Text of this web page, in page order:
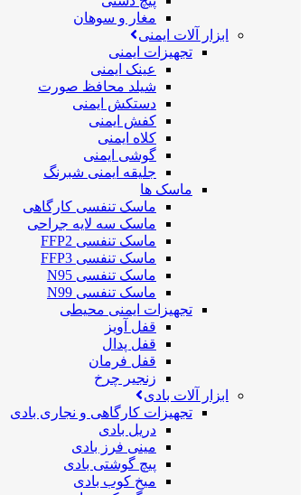
مغار و سوهان
ابزار آلات ایمنی
تجهیزات ایمنی
عینک ایمنی
شیلد محافظ صورت
دستکش ایمنی
کفش ایمنی
کلاه ایمنی
گوشی ایمنی
جلیقه ایمنی شبرنگ
ماسک ها
ماسک تنفسی کارگاهی
ماسک سه لایه جراحی
ماسک تنفسی FFP2
ماسک تنفسی FFP3
ماسک تنفسی N95
ماسک تنفسی N99
تجهیزات ایمنی محیطی
قفل آویز
قفل پدال
قفل فرمان
زنجیر چرخ
ابزار آلات بادی
تجهیزات کارگاهی و نجاری بادی
دریل بادی
مینی فرز بادی
پیچ گوشتی بادی
میخ کوب بادی